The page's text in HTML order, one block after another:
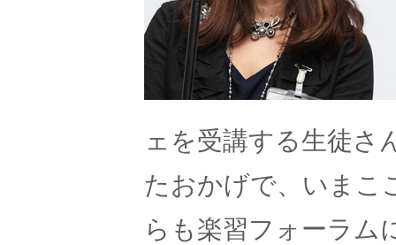
ェを受講する生徒さ
たおかげで、いまこ
らも楽習フォーラム